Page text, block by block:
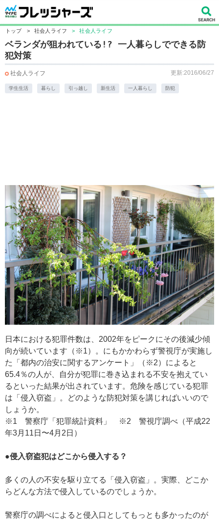
トップ > 社会人ライフ > 社会人ライフ
ベランダが狙われている!? 一人暮らしでできる防
犯対策
社会人ライフ 更新:2016/06/27
学生生活 暮らし 引っ越し 新生活 一人暮らし 防犯
日本における犯罪件数は、2002年をピークにその後減少傾
向が続いています（※1）。にもかかわらず警視庁が実施し
た「都内の治安に関するアンケート」（※2）によると
65.4％の人が、自分が犯罪に巻き込まれる不安を抱えてい
るといった結果が出されています。危険を感じている犯罪
は「侵入窃盗」。どのような防犯対策を講じればいいので
しょうか。
※1 警察庁「犯罪統計資料」 ※2 警視庁調べ（平成22
年3月11日〜4月2日）
●侵入窃盗犯はどこから侵入する？
多くの人の不安を駆り立てる「侵入窃盗」。実際、どこか
らどんな方法で侵入しているのでしょうか。
警察庁の調べによると侵入口としてもっとも多かったのが